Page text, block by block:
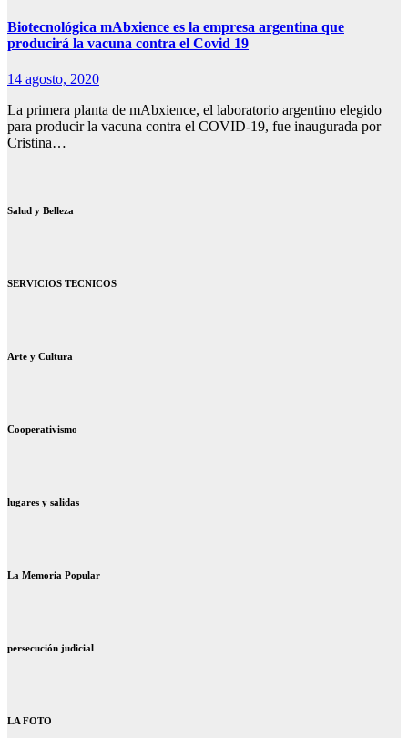
Biotecnológica mAbxience es la empresa argentina que
producirá la vacuna contra el Covid 19
14 agosto, 2020
La primera planta de mAbxience, el laboratorio argentino elegido
para producir la vacuna contra el COVID-19, fue inaugurada por
Cristina…
Salud y Belleza
SERVICIOS TECNICOS
Arte y Cultura
Cooperativismo
lugares y salidas
La Memoria Popular
persecución judicial
LA FOTO